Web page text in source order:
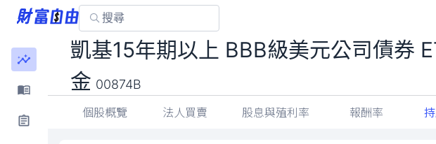
凱基15年期以上 BBB級美元公司債券
金 00874B
個股概覽 法人買賣 股息與殖利率 報酬率